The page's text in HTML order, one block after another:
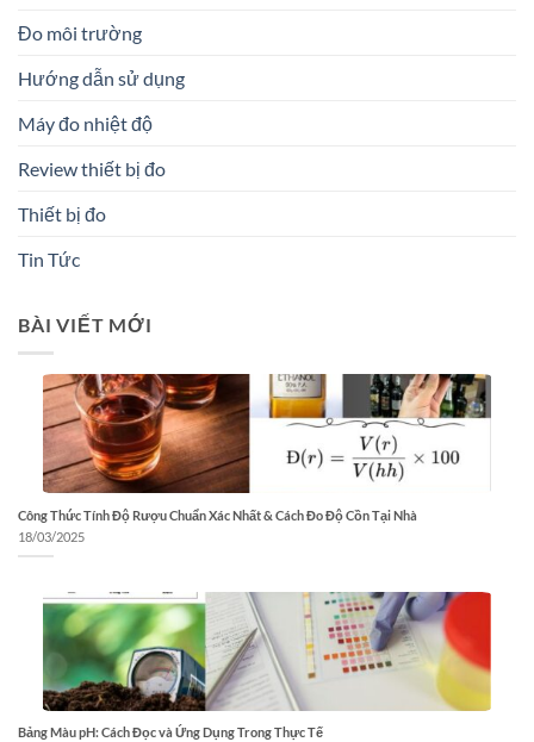
Đo môi trường
Hướng dẫn sử dụng
Máy đo nhiệt độ
Review thiết bị đo
Thiết bị đo
Tin Tức
BÀI VIẾT MỚI
Công Thức Tính Độ Rượu Chuẩn Xác Nhất & Cách Đo Độ Cồn Tại Nhà
18/03/2025
Bảng Màu pH: Cách Đọc và Ứng Dụng Trong Thực Tế